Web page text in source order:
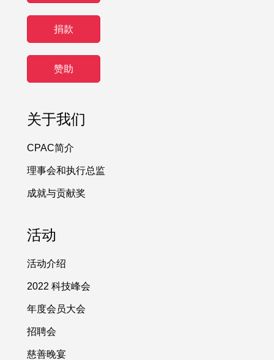
捐款
赞助
关于我们
CPAC简介
理事会和执行总监
成就与贡献奖
活动
活动介绍
2022 科技峰会
年度会员大会
招聘会
慈善晚宴